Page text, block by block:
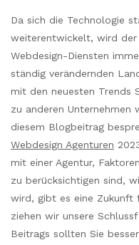
Da sich die Technologie
weiterentwickelt, wird
Webdesign-Diensten
ständig verändernden
mit den neuesten Trends
zu anderen
diesem Blogbeitrag
Webdesign Agenturen
mit einer Agentur,
zu berücksichtigen sind,
wird, gibt es eine Zukunft
ziehen wir unsere
Beitrags sollten Sie